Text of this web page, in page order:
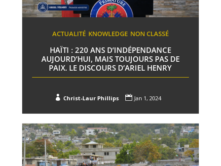
ACTUALITÉ KNOWLEDGE NON CLASSÉ
HAÏTI : 220 ANS D’INDÉPENDANCE
AUJOURD’HUI, MAIS TOUJOURS PAS DE
PAIX. LE DISCOURS D’ARIEL HENRY
 Christ-Laur Phillips  Jan 1, 2024